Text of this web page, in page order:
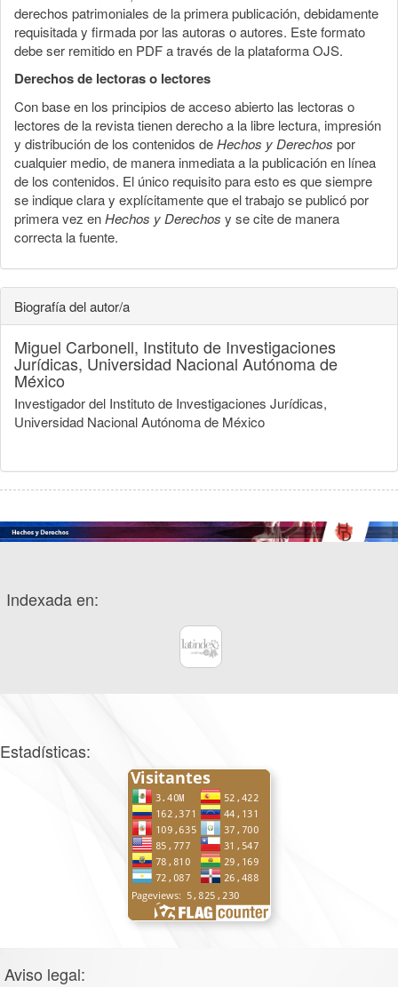
derechos patrimoniales de la primera publicación, debidamente
requisitada y firmada por las autoras o autores. Este formato
debe ser remitido en PDF a través de la plataforma OJS.
Derechos de lectoras o lectores
Con base en los principios de acceso abierto las lectoras o
lectores de la revista tienen derecho a la libre lectura, impresión
y distribución de los contenidos deHechos y Derechos por
cualquier medio, de manera inmediata a la publicación en línea
de los contenidos. El único requisito para esto es que siempre
se indique clara y explícitamente que el trabajo se publicó por
primera vez enHechos y Derechos y se cite de manera
correcta la fuente.
Biografía del autor/a
Miguel Carbonell, Instituto de Investigaciones
Jurídicas, Universidad Nacional Autónoma de
México
Investigador del Instituto de Investigaciones Jurídicas,
Universidad Nacional Autónoma de México
Indexada en:
Estadísticas:
Aviso legal: